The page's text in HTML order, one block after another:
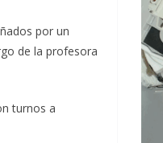
por un
de la profesora
turnos a